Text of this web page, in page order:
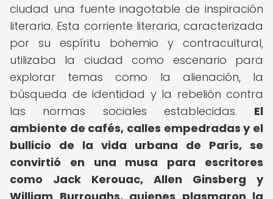
ciudad una fuente inagotable de inspiración
literaria. Esta corriente literaria, caracterizada
por su espíritu bohemio y contracultural,
utilizaba la ciudad como escenario para
explorar temas como la alienación, la
búsqueda de identidad y la rebelión contra
las normas sociales establecidas. El
ambiente de cafés, calles empedradas y el
bullicio de la vida urbana de París, se
convirtió en una musa para escritores
como Jack Kerouac, Allen Ginsberg y